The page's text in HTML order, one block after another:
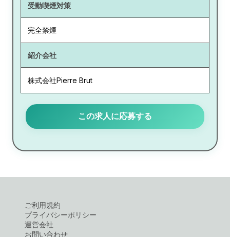
受動喫煙対策
完全禁煙
紹介会社
株式会社Pierre Brut
この求人に応募する
ご利用規約
プライバシーポリシー
運営会社
お問い合わせ